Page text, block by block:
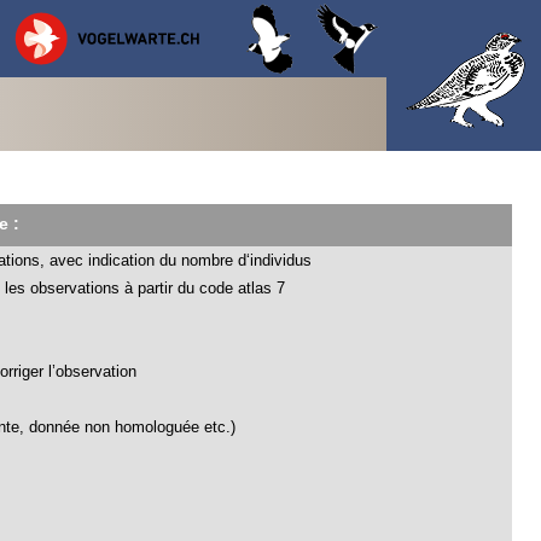
:
avec indication du nombre d‘individus
observations à partir du code atlas 7
l’observation
donnée non homologuée etc.)